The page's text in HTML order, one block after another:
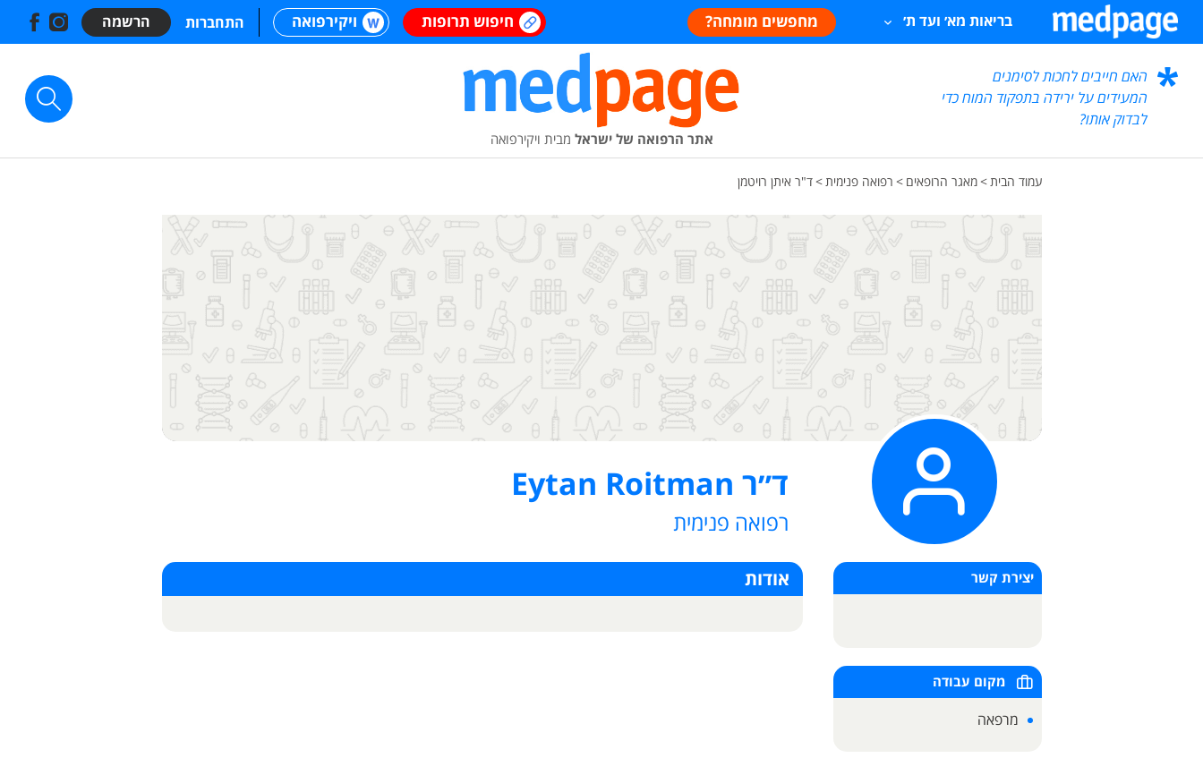
בריאות מא׳ ועד ת׳ מחפשים מומחה? חיפוש תרופות ויקירפואה התחברות הרשמה
האם חייבים לחכות לסימנים
המעידים על ירידה בתפקוד המוח כדי
לבדוק אותו?
אתר הרפואה של ישראל מבית ויקירפואה
עמוד הבית > מאגר הרופאים > רפואה פנימית > ד"ר איתן רויטמן
ד״ר Eytan Roitman
רפואה פנימית
יצירת קשר
מקום עבודה
מרפאה
אודות